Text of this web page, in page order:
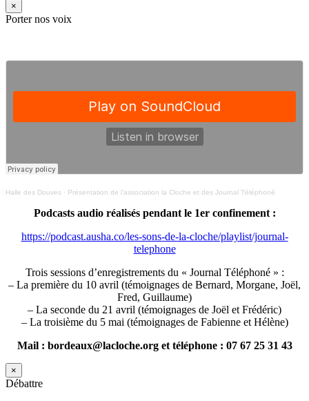
×
Porter nos voix
Halle des Douves · Présentation de l’association la Cloche et des Journal Téléphoné
Podcasts audio réalisés pendant le 1er confinement :
https://podcast.ausha.co/les-sons-de-la-cloche/playlist/journal-
telephone
Trois sessions d’enregistrements du « Journal Téléphoné » :
– La première du 10 avril (témoignages de Bernard, Morgane, Joël,
Fred, Guillaume)
– La seconde du 21 avril (témoignages de Joël et Frédéric)
– La troisième du 5 mai (témoignages de Fabienne et Hélène)
Mail : bordeaux@lacloche.org et téléphone : 07 67 25 31 43
×
Débattre